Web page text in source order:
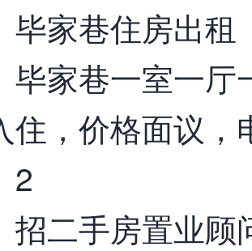
巷住房出租
巷一室一厅
住，价格面议
手房置业顾